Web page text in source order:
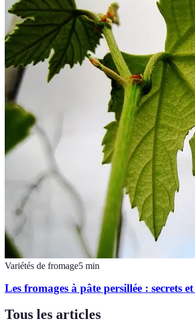
Variétés de fromage5 min
Les fromages à pâte persillée : secrets
Tous les articles